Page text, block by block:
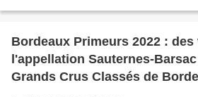
Bordeaux Primeurs 2022 : des
l'appellation Sauternes-
Grands Crus Classés de